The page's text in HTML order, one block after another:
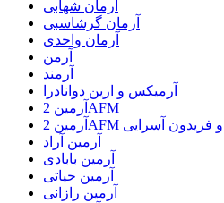
آرمان شهابی
آرمان گرشاسبی
آرمان واحدی
آرمن
آرمند
آرمیکس و ارین دوانادرا
آرمین 2AFM
آرمین 2AFM و فریدون آسرایی
آرمین آراد
آرمین بابادی
آرمین حیاتی
آرمین رازانی